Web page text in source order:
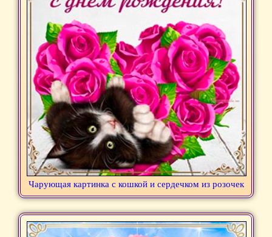
Чарующая картинка с кошкой и сердечком из розочек